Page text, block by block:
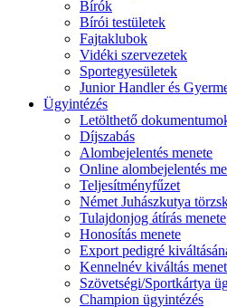
Bírók
Bírói testületek
Fajtaklubok
Vidéki szervezetek
Sportegyesületek
Junior Handler és
Ügyintézés
Letölthető
Díjszabás
Alombejelentés menete
Online alombejelentés
Teljesítményfűzet
Német Juhászkutya
Tulajdonjog átírás menete
Honosítás menete
Export pedigré
Kennelnév kiváltás
Szövetségi/Sportkártya
Champion ügyintézés